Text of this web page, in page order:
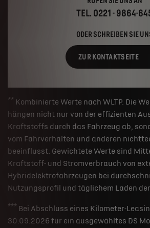
TEL. 0221 - 9864-
ODER SCHREIBEN SIE
ZUR KONTAKTSEITE
** Kombinierte Werte nach WLTP. Die
hängen nicht nur von der effizienten
Kraftstoffs durch das Fahrzeug ab,
vom Fahrverhalten und anderen
beeinflusst. Gewichtete Werte sind
Kraftstoff- und Stromverbrauch von
Hybridelektrofahrzeugen bei
Nutzungsprofil und täglichem Laden
*** Bei Abschluss eines Kilometer-
30.09.2026 für ein ausgewähltes DS